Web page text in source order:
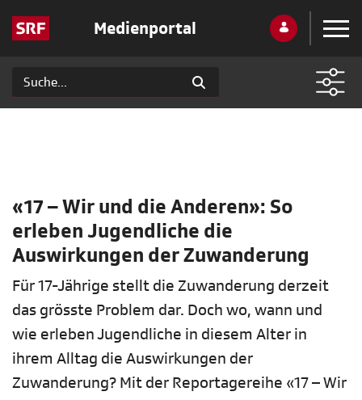
Medienportal
«17 – Wir und die Anderen»: So
erleben Jugendliche die
Auswirkungen der Zuwanderung
Für 17-Jährige stellt die Zuwanderung derzeit
das grösste Problem dar. Doch wo, wann und
wie erleben Jugendliche in diesem Alter in
ihrem Alltag die Auswirkungen der
Zuwanderung? Mit der Reportagereihe «17 – Wir